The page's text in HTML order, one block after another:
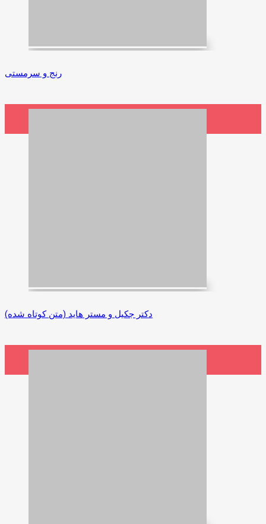
رنج و سرمستی
دکتر جکیل و مستر هاید (متن کوتاه شده)